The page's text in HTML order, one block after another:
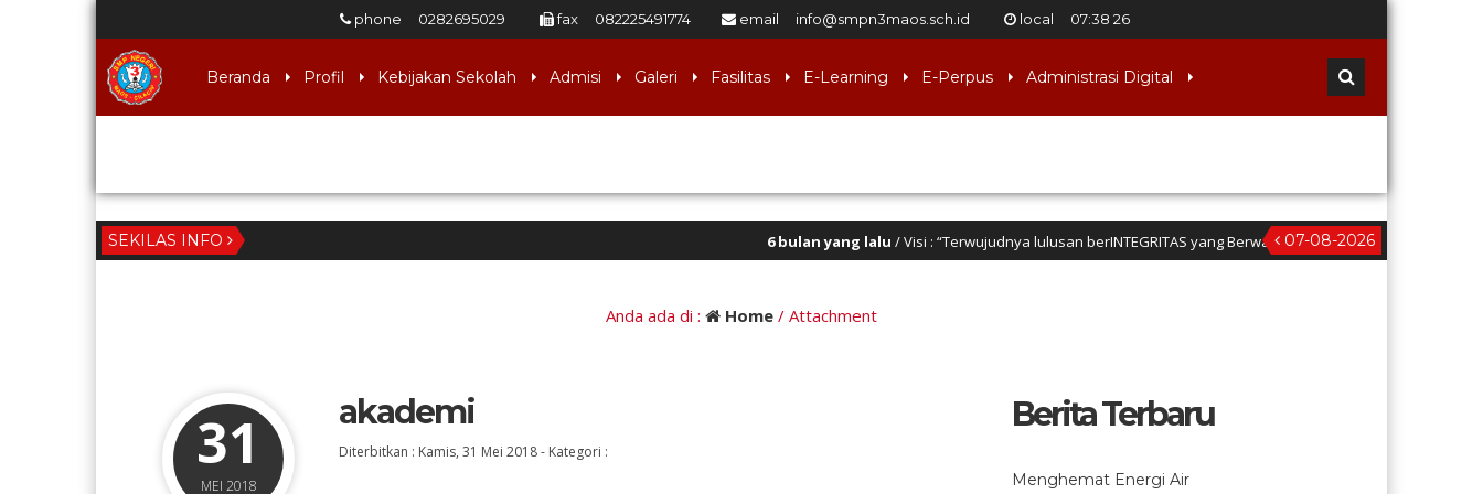
phone 0282695029 fax 082225491774 email info@smpn3maos.sch.id local 07:38 27
Beranda Profil Kebijakan Sekolah Admisi Galeri Fasilitas E-Learning E-Perpus Administrasi Digital
SEKILAS INFO 07-08-2026
6 bulan yang lalu/ Visi : “Terwujudnya lulusan berINTEGRITAS yang Berwawasan Kebangsaan” (Iman dan taqwa,
Anda ada di : Home / Attachment
31
MEI 2018
akademi
Diterbitkan : Kamis, 31 Mei 2018- Kategori :
Berita Terbaru
Menghemat Energi Air